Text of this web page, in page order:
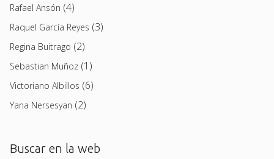
Rafael Ansón (4)
Raquel García Reyes (3)
Regina Buitrago (2)
Sebastian Muñoz (1)
Victoriano Albillos (6)
Yana Nersesyan (2)
Buscar en la web